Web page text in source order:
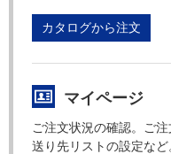
カタログから注文
マイページ
ご注文状況の確認。ご
送り先リストの設定など